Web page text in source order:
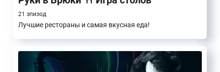
21 эпизод
Лучшие рестораны и самая вкусная еда!